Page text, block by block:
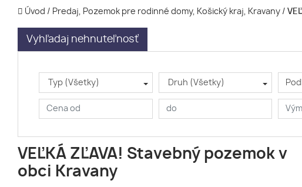
Úvod / Predaj, Pozemok pre rodinné domy, Košický kraj, Kravany /
Vyhľadaj nehnuteľnosť
Typ (Všetky) Druh (Všetky)
VEĽKÁ ZĽAVA! Stavebný pozemok v
obci Kravany